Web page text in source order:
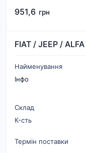
951,6 грн
FIAT / JEEP /
Найменування
Інфо
Склад
К-cть
Термін поставки